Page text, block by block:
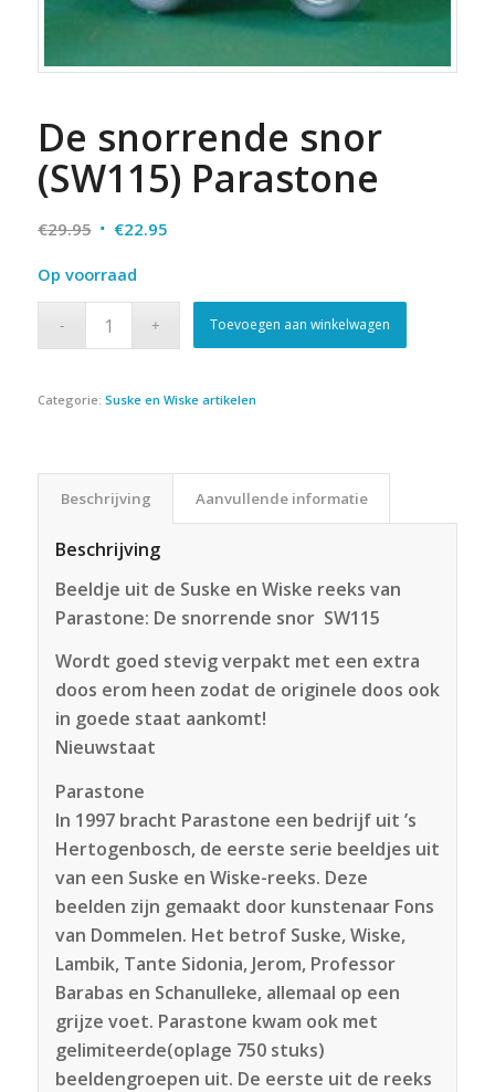
De snorrende snor
(SW115) Parastone
€29.95 Oorspronkelijke
was:
€29.95.
€22.95Huidige
€22.95.
Op voorraad
Toevoegen aan winkelwagen
Categorie: Suske en Wiske artikelen
Beschrijving Aanvullende informatie
Beschrijving
Beeldje uit de Suske en Wiske reeks van
Parastone: De snorrende snor SW115
Wordt goed stevig verpakt met een extra
doos erom heen zodat de originele doos ook
in goede staat aankomt!
Nieuwstaat
Parastone
In 1997 bracht Parastone een bedrijf uit ’s
Hertogenbosch, de eerste serie beeldjes uit
van een Suske en Wiske-reeks. Deze
beelden zijn gemaakt door kunstenaar Fons
van Dommelen. Het betrof Suske, Wiske,
Lambik, Tante Sidonia, Jerom, Professor
Barabas en Schanulleke, allemaal op een
grijze voet. Parastone kwam ook met
gelimiteerde(oplage 750 stuks)
beeldengroepen uit. De eerste uit de reeks